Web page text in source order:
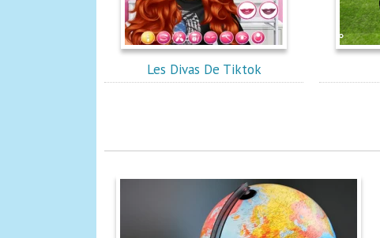
Les Divas De Tiktok